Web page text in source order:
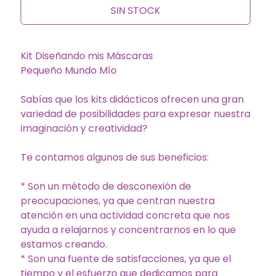
SIN STOCK
Kit Diseñando mis Máscaras
Pequeño Mundo Mío
Sabías que los kits didácticos ofrecen una gran
variedad de posibilidades para expresar nuestra
imaginación y creatividad?
Te contamos algunos de sus beneficios:
* Son un método de desconexión de
preocupaciones, ya que centran nuestra
atención en una actividad concreta que nos
ayuda a relajarnos y concentrarnos en lo que
estamos creando.
* Son una fuente de satisfacciones, ya que el